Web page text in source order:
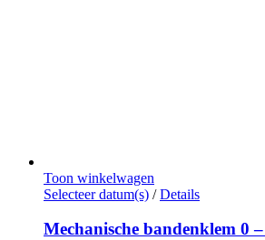
Toon winkelwagen
Selecteer datum(s) Dit
heeft
/ Details
Mechanische bandenklem 0